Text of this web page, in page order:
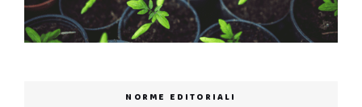
NORME EDITORIALI